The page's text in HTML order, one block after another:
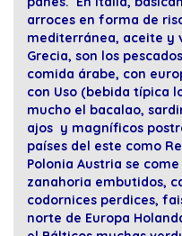
arroces en forma de
mediterránea, aceite y
Grecia, son los
comida árabe, con
con Uso (bebida típica
mucho el bacalao,
ajos y magníficos
países del este como
Polonia Austria se
zanahoria embutidos,
codornices perdices,
norte de Europa